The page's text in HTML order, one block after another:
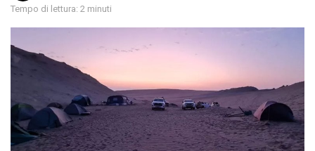
Tempo di lettura: 2 minuti